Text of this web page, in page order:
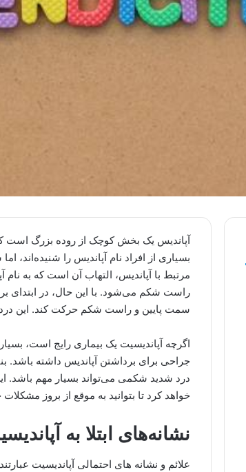
آپاندیس یک بخش کوچک از روده بزرگ است
بسیاری از افراد نام آپاندیس را شنیده‌اند،
مرتبط با آپاندیس، التهاب آن است که به
راست شکم می‌شود. با این حال، در ابتدای
سمت پایین و راست شکم حرکت کند. این درد
اگرچه آپاندیسیت یک بیماری رایج است،
جراحی برای برداشتن آپاندیس داشته باشد.
درد شدید شکمی می‌تواند بسیار مهم باشد.
خواهد کرد تا بتوانید به موقع از بروز
نشانه‌های ابتلا به
علائم و نشانه های احتمالی آپاندیسیت